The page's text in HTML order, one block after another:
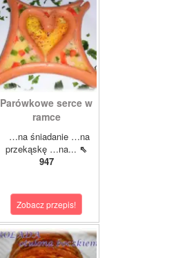
Parówkowe serce w
ramce
…na śniadanie …na
przekąskę …na... ⇖
947
Zobacz przepis!